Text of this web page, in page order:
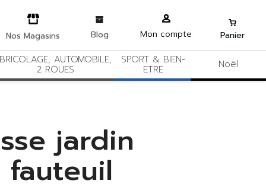
Nos Magasins Blog Mon compte Panier
AUTOMOBILE,
2 ROUES
SPORT & BIEN-
ETRE Noël
jardin
fauteuil